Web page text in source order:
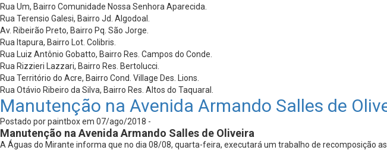
Rua Um, Bairro Comunidade Nossa Senhora Aparecida.
Rua Terensio Galesi, Bairro Jd. Algodoal.
Av. Ribeirão Preto, Bairro Pq. São Jorge.
Rua Itapura, Bairro Lot. Colibris.
Rua Luiz Antônio Gobatto, Bairro Res. Campos do Conde.
Rua Rizzieri Lazzari, Bairro Res. Bertolucci.
Rua Território do Acre, Bairro Cond. Village Des. Lions.
Rua Otávio Ribeiro da Silva, Bairro Res. Altos do Taquaral.
Manutenção na Avenida Armando Salles de
Postado por paintbox em 07/ago/2018 -
Manutenção na Avenida Armando Salles de Oliveira
A Águas do Mirante informa que no dia 08/08, quarta-feira, executará um trabalho de recomposição